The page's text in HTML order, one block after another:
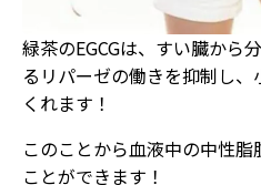
緑茶のEGCGは、すい臓から
るリパーゼの働きを抑制し
くれます！
このことから血液中の中性
ことができます！